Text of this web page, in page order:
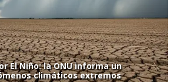
El Niño: la ONU informa un
climáticos extremos